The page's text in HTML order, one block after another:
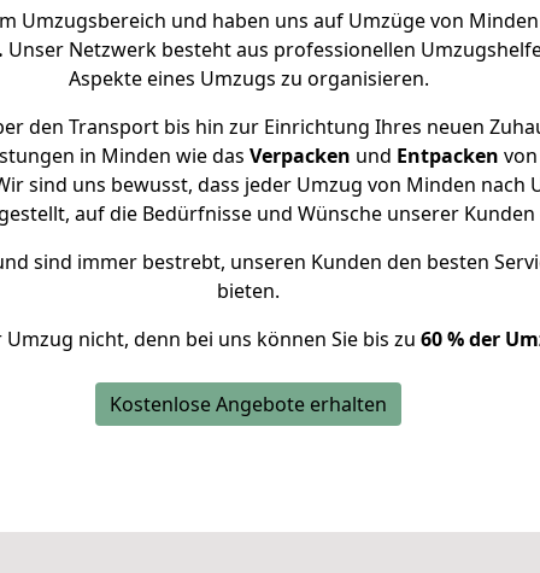
Umzugsbereich und haben uns auf Umzüge von
Unser Netzwerk besteht aus professionellen
Aspekte eines Umzugs zu organisieren.
den Transport bis hin zur Einrichtung Ihres neuen
in Minden wie das Verpacken und Entpacken von
sind uns bewusst, dass jeder Umzug von Minden nach
auf die Bedürfnisse und Wünsche unserer Kunden
sind immer bestrebt, unseren Kunden den besten
bieten.
nicht, denn bei uns können Sie bis zu 60 % der
Kostenlose Angebote erhalten